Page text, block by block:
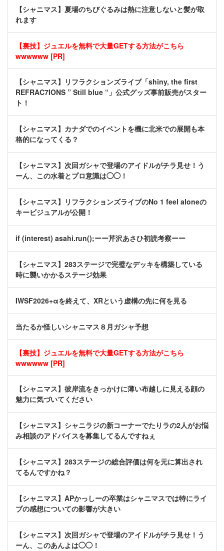
【シャニマス】夏場のちびぐるみは熱に注意しないと髪が取
れます
【裏技】ジュエルを無料で大量GETする方法がこちら
wwwwww [PR]
【シャニマス】リフラクションズライブ「shiny, the first
REFRAC7IONS ” Still blue “」公式グッズ事前販売がスター
ト！
【シャニマス】カナダでのイベントを機に北米での展開も本
格的になってくる？
【シャニマス】次回ガシャで登場のアイドルがチラ見せ！う
ーん、この水着とプロ意識は◯◯！
【シャニマス】リフラクションズライブのNo 1 feel aloneの
キービジュアルが公開！
if (interest) asahi.run();ーー芹沢あさひ初読考察ーー
【シャニマス】283ステージで完璧なデッキを構築している
時に襲いかかるステージ効果
IWSF2026+αを終えて、XRという虚構の先に何を見る
当たるか怪しいシャニマス８月ガシャ予想
【裏技】ジュエルを無料で大量GETする方法がこちら
wwwwww [PR]
【シャニマス】彼岸流をきっかけに薄い布越しに見える顔の
魅力に気づいてください
【シャニマス】シャニラジの新コーナーでたりラの2人がお悩
み相談のアドバイスを募集してるんですねぇ
【シャニマス】283ステージの総合評価は何を元に算出され
てるんですかね？
【シャニマス】APかっしーの卒業はシャニマスでは特にライ
ブの感想についての影響が大きい
【シャニマス】次回ガシャで登場のアイドルがチラ見せ！う
ーん、このあんよは◯◯！